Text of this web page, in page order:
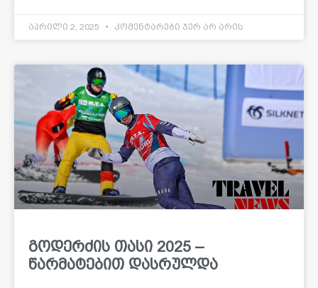
აპრილი 2, 2025 კომენტარები ჯერ არ არის
გოდერძის თასი 2025 –
წარმატებით დასრულდა